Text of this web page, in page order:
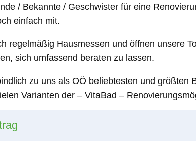
/ Bekannte / Geschwister für eine
einfach mit.
regelmäßig Hausmessen und öffnen unsere
sich umfassend beraten zu lassen.
zu uns als OÖ beliebtesten und größten
Varianten der – VitaBad –